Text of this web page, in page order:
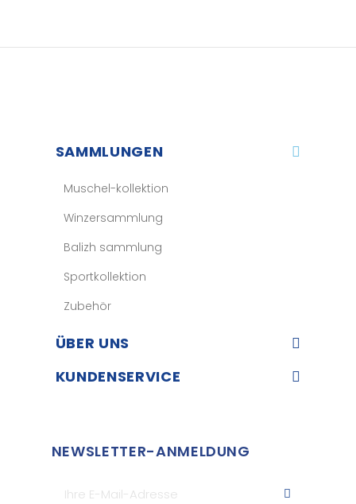
SAMMLUNGEN
Muschel-kollektion
Winzersammlung
Balizh sammlung
Sportkollektion
Zubehör
ÜBER UNS​
KUNDENSERVICE​
NEWSLETTER-ANMELDUNG